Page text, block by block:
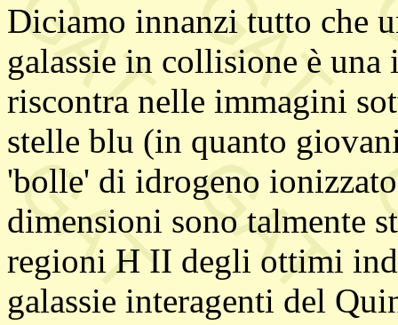
Diciamo innanzi tutto che
galassie in collisione è una
riscontra nelle immagini
stelle blu (in quanto
'bolle' di idrogeno
dimensioni sono talmente
regioni H II degli ottimi
galassie interagenti del